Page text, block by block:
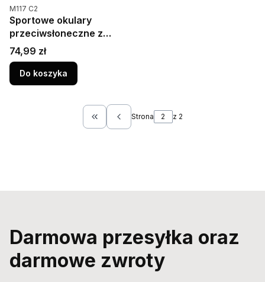
Kod produktu
M117 C2
Sportowe okulary
przeciwsłoneczne z
polaryzacją PRIUS
M117C2 niebieskie
lustrzanki UV400
Cena
74,99 zł
Do koszyka
Wróć do pierwszej strony z produktami
Strona z 2
Darmowa przesyłka oraz
darmowe zwroty